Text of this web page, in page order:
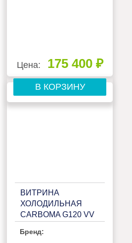
Цена: 175 400 ₽
В КОРЗИНУ
ВИТРИНА
ХОЛОДИЛЬНАЯ
CARBOMA G120 VV
(П0000006619.739)
Бренд: